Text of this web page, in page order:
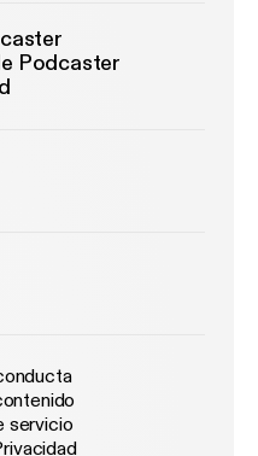
Podcaster
servicio